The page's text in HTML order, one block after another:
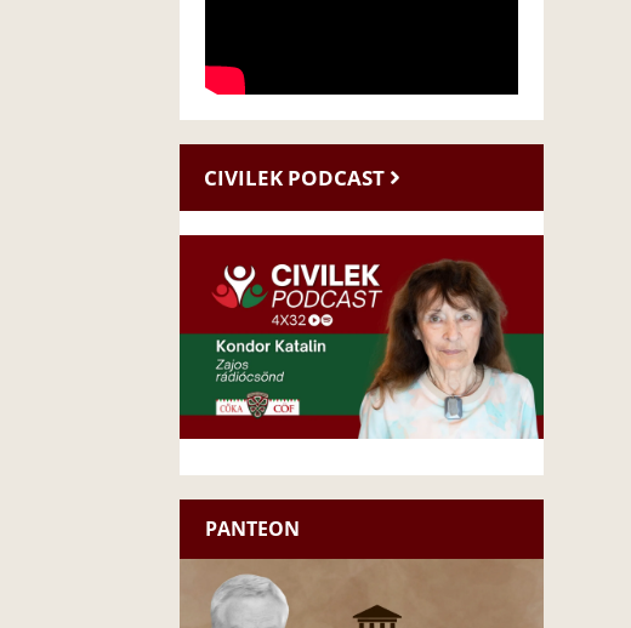
CIVILEK PODCAST
PANTEON